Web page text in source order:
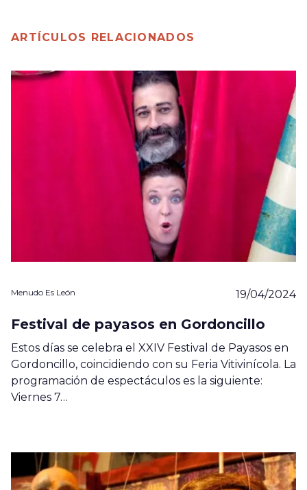
ARTÍCULOS RELACIONADOS
Menudo Es León 19/04/2024
Festival de payasos en Gordoncillo
Estos días se celebra el XXIV Festival de Payasos en
Gordoncillo, coincidiendo con su Feria Vitivinícola. La
programación de espectáculos es la siguiente:
Viernes 7…